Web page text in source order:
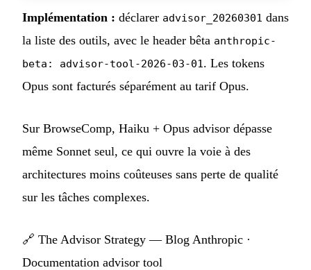
Implémentation : déclarer advisor_20260301 dans
la liste des outils, avec le header bêta anthropic-
beta: advisor-tool-2026-03-01 . Les tokens
Opus sont facturés séparément au tarif Opus.
Sur BrowseComp, Haiku + Opus advisor dépasse
même Sonnet seul, ce qui ouvre la voie à des
architectures moins coûteuses sans perte de qualité
sur les tâches complexes.
🔗 The Advisor Strategy — Blog Anthropic ·
Documentation advisor tool